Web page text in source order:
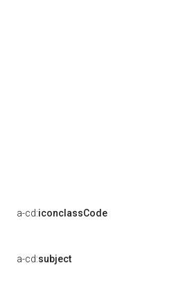
a-cd:iconclassCode
a-cd:subject